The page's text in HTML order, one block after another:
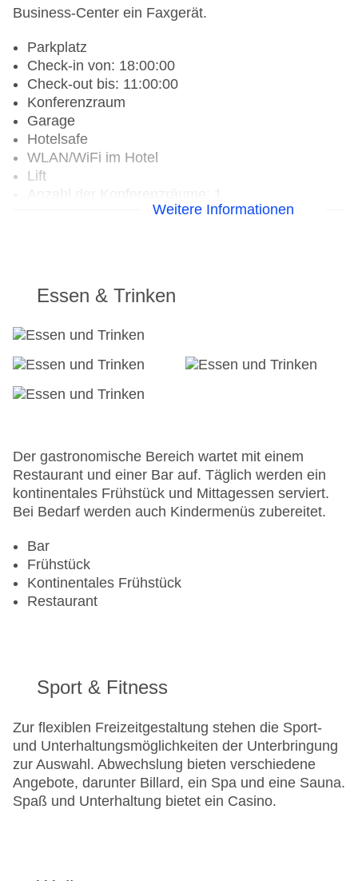
Business-Center ein Faxgerät.
Parkplatz
Check-in von: 18:00:00
Check-out bis: 11:00:00
Konferenzraum
Garage
Hotelsafe
WLAN/WiFi im Hotel
Lift
Anzahl der Konferenzräume: 1
Anzahl der Aufzüge: 1
Landeskategorie: 3,5 Sterne
Weitere Informationen
Essen & Trinken
Der gastronomische Bereich wartet mit einem
Restaurant und einer Bar auf. Täglich werden ein
kontinentales Frühstück und Mittagessen serviert.
Bei Bedarf werden auch Kindermenüs zubereitet.
Bar
Frühstück
Kontinentales Frühstück
Restaurant
Sport & Fitness
Zur flexiblen Freizeitgestaltung stehen die Sport-
und Unterhaltungsmöglichkeiten der Unterbringung
zur Auswahl. Abwechslung bieten verschiedene
Angebote, darunter Billard, ein Spa und eine Sauna.
Spaß und Unterhaltung bietet ein Casino.